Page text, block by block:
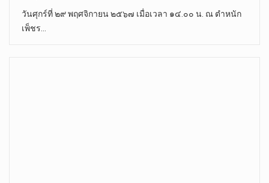
วันศุกร์ที่ ๒๙ พฤศจิกายน ๒๕๖๗ เมื่อเวลา ๑๔.๐๐ น. ณ ตำหนัก
เพ็ชร…